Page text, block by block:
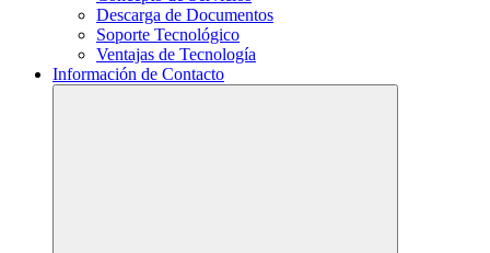
Descarga de Documentos
Soporte Tecnológico
Ventajas de Tecnología
Información de Contacto